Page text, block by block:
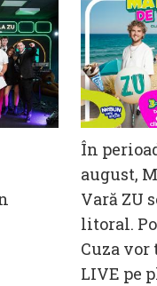
În
august,
Vară ZU
litoral.
Cuza
LIVE pe